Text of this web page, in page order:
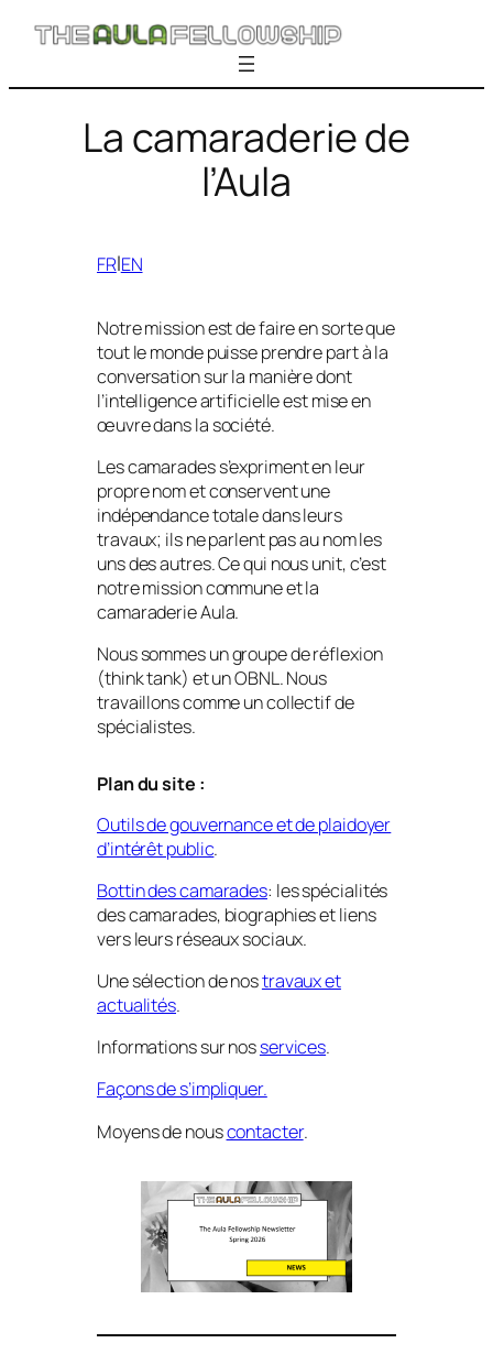
Skip
La camaraderie de
l’Aula
FRlEN
Notre mission est de faire en sorte que
tout le monde puisse prendre part à la
conversation sur la manière dont
l’intelligence artificielle est mise en
œuvre dans la société.
Les camarades s’expriment en leur
propre nom et conservent une
indépendance totale dans leurs
travaux; ils ne parlent pas au nom les
uns des autres. Ce qui nous unit, c’est
notre mission commune et la
camaraderie Aula.
Nous sommes un groupe de réflexion
(think tank) et un OBNL. Nous
travaillons comme un collectif de
spécialistes.
Plan du site :
Outils de gouvernance et de plaidoyer
d’intérêt public.
Bottin des camarades: les spécialités
des camarades, biographies et liens
vers leurs réseaux sociaux.
Une sélection de nostravaux et
actualités.
Informations sur nosservices.
Façons de s’impliquer.
Moyens de nouscontacter.